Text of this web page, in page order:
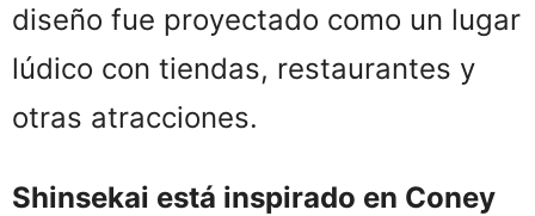
diseño fue proyectado como un lugar
lúdico con tiendas, restaurantes y
otras atracciones.
Shinsekai está inspirado en Coney